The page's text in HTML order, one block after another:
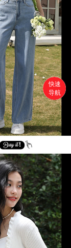
首页
搜索
购物车
个人中心
快速
导航